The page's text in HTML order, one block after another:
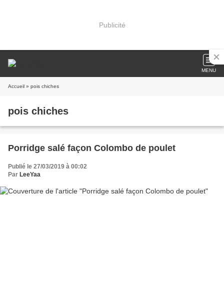
Publicité
MENU
Accueil » pois chiches
pois chiches
Porridge salé façon Colombo de poulet
Publié le 27/03/2019 à 00:02
Par LeeYaa